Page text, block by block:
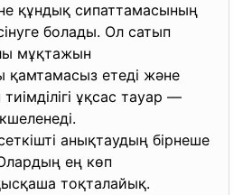
құндық сипаттамасының
болады. Ол сатып
мұқтажын
қамтамасыз етеді және
ұқсас тауар —
анықтаудың бірнеше
Олардың ең көп
тоқталайық.